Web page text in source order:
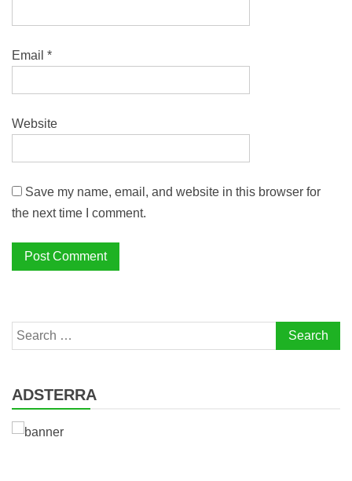
Email *
Website
Save my name, email, and website in this browser for
the next time I comment.
Search
for:
ADSTERRA